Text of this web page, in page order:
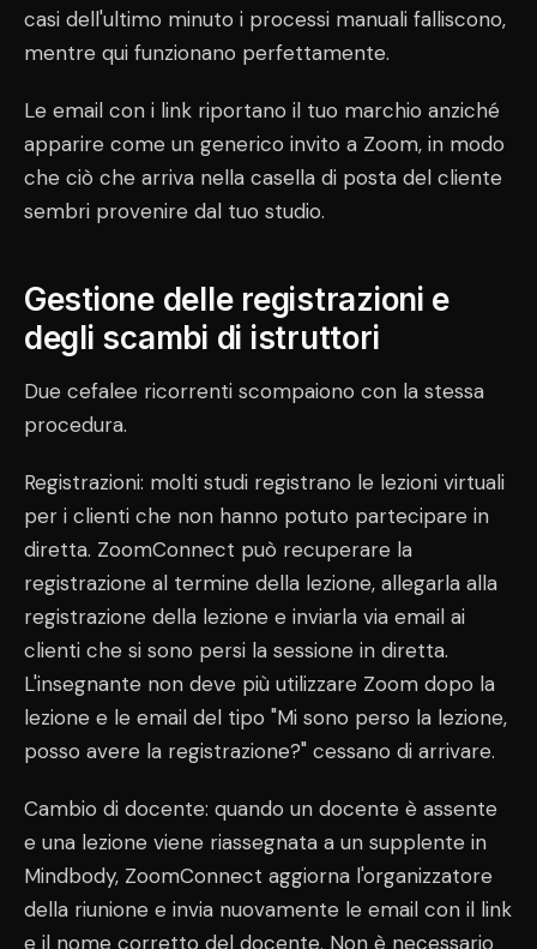
casi dell'ultimo minuto i processi manuali falliscono,
mentre qui funzionano perfettamente.
Le email con i link riportano il tuo marchio anziché
apparire come un generico invito a Zoom, in modo
che ciò che arriva nella casella di posta del cliente
sembri provenire dal tuo studio.
Gestione delle registrazioni e
degli scambi di istruttori
Due cefalee ricorrenti scompaiono con la stessa
procedura.
Registrazioni: molti studi registrano le lezioni virtuali
per i clienti che non hanno potuto partecipare in
diretta. ZoomConnect può recuperare la
registrazione al termine della lezione, allegarla alla
registrazione della lezione e inviarla via email ai
clienti che si sono persi la sessione in diretta.
L'insegnante non deve più utilizzare Zoom dopo la
lezione e le email del tipo "Mi sono perso la lezione,
posso avere la registrazione?" cessano di arrivare.
Cambio di docente: quando un docente è assente
e una lezione viene riassegnata a un supplente in
Mindbody, ZoomConnect aggiorna l'organizzatore
della riunione e invia nuovamente le email con il link
e il nome corretto del docente. Non è necessario